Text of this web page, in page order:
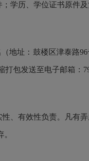
学历、学位证书原件
地址：鼓楼区津泰路
包发送至电子邮箱：
、有效性负责。凡有